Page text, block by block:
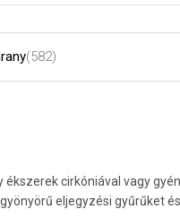
(582)
cirkóniával vagy
eljegyzési gyűrűket